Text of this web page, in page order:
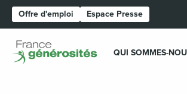
Offre d'emploi Espace Presse
QUI SOMMES-